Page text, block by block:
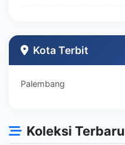
Teknik Industri
Kota Terbit
Palembang
Koleksi Terbaru